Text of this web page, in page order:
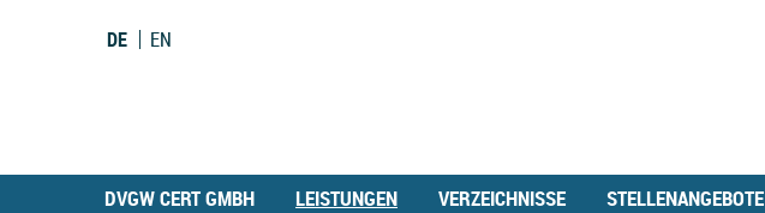
DE EN
DVGW CERT GMBH LEISTUNGEN VERZEICHNISSE STELLENANGEBOTE